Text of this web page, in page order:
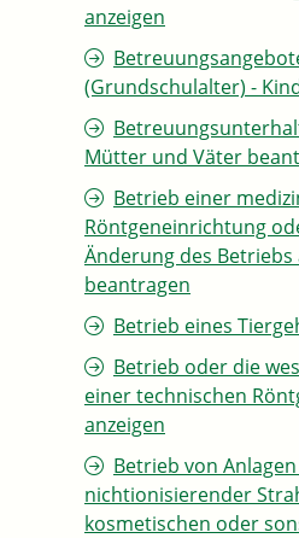
anzeigen
(Grundschulalter) -
Mütter und Väter
Betrieb einer
Röntgeneinrichtung
Änderung des
beantragen
Betrieb eines
Betrieb oder die
einer technischen
anzeigen
Betrieb von
nichtionisierender
kosmetischen oder